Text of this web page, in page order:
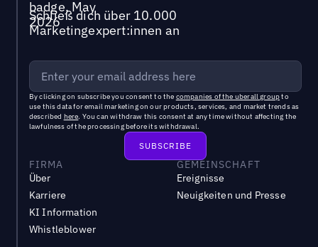
Schließ dich über 10.000
Marketingexpert:innen an
By clicking on subscribe you consent to the companies of the uberall groupto
use this data for email marketing on our products, services, and market trends as
described here. You can withdraw this consent at any time without affecting the
lawfulness of the processing before its withdrawal.
FIRMA
Über
Karriere
KI Information
Whistleblower
GEMEINSCHAFT
Ereignisse
Neuigkeiten und Presse